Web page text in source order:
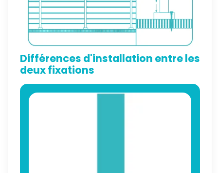
Différences d'installation entre les
deux fixations